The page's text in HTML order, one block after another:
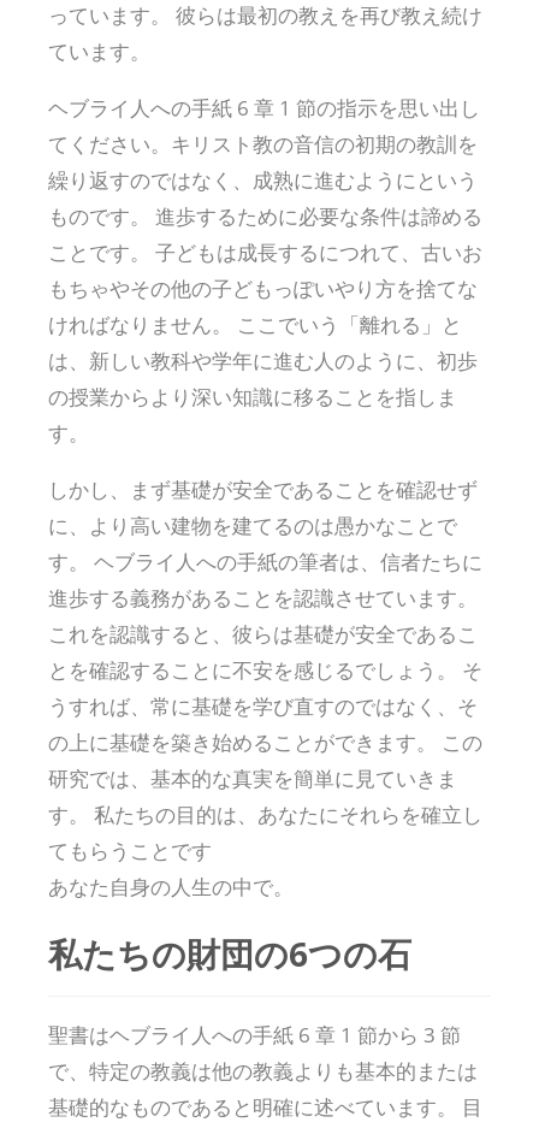
っています。 彼らは最初の教えを再び教え続け
ています。
ヘブライ人への手紙 6 章 1 節の指示を思い出し
てください。キリスト教の音信の初期の教訓を
繰り返すのではなく、成熟に進むようにという
ものです。 進歩するために必要な条件は諦める
ことです。 子どもは成長するにつれて、古いお
もちゃやその他の子どもっぽいやり方を捨てな
ければなりません。 ここでいう「離れる」と
は、新しい教科や学年に進む人のように、初歩
の授業からより深い知識に移ることを指しま
す。
しかし、まず基礎が安全であることを確認せず
に、より高い建物を建てるのは愚かなことで
す。 ヘブライ人への手紙の筆者は、信者たちに
進歩する義務があることを認識させています。
これを認識すると、彼らは基礎が安全であるこ
とを確認することに不安を感じるでしょう。 そ
うすれば、常に基礎を学び直すのではなく、そ
の上に基礎を築き始めることができます。 この
研究では、基本的な真実を簡単に見ていきま
す。 私たちの目的は、あなたにそれらを確立し
てもらうことです
あなた自身の人生の中で。
私たちの財団の6つの石
聖書はヘブライ人への手紙 6 章 1 節から 3 節
で、特定の教義は他の教義よりも基本的または
基礎的なものであると明確に述べています。 目